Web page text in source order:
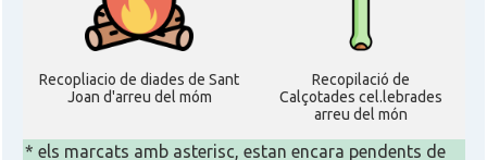
Recopliacio de diades de Sant
Joan d'arreu del móm
Recopilació de
Calçotades cel.lebrades
arreu del món
* els marcats amb asterisc, estan encara pendents de